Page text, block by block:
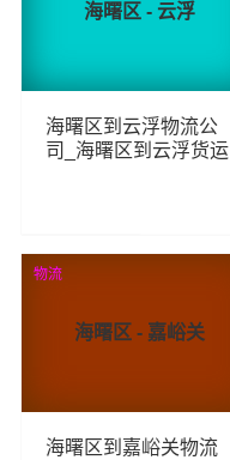
海曙区 - 云浮
海曙区到云浮物流公
司_海曙区到云浮货运
90 查看详细
海曙区 - 嘉峪关
海曙区到嘉峪关物流
物流